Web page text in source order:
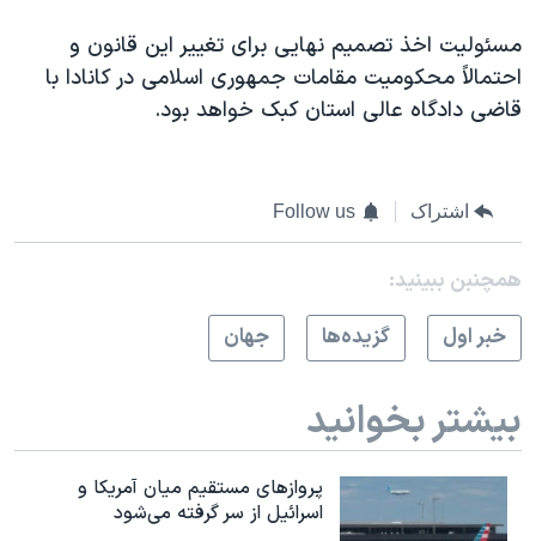
مسئولیت اخذ تصمیم نهایی برای تغییر این قانون و
احتمالاً محکومیت مقامات جمهوری اسلامی در کانادا با
قاضی دادگاه عالی استان کبک خواهد بود.
اشتراک Follow us
همچنبن ببینید:
خبر اول
گزيده‌ها جهان
بیشتر بخوانید
پروازهای مستقیم میان آمریکا و
اسرائیل از سر گرفته می‌شود